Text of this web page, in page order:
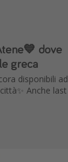
dove
greca
disponibili ad
Anche last